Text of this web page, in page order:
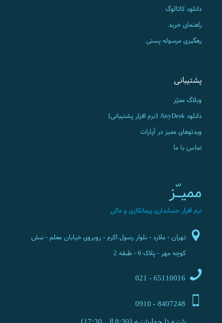
دانلود کاتالوگ
راهنمای خرید
رهگیری مرسوله پستی
پشتیبانی
وبلاگ ممیّز
دانلود AnyDesk (نرم افزار پشتیبانی)
ویدئوهای ممیز در آپارات
تماس با ما
ممیـّز
نرم افزار حسابداری پیمانکاری و مالی
تهران - ملارد - بلوار رسول اکرم - روبروی خیابان معلم - نبش
کوچه مهر - پلاک 6 - طبقه 2